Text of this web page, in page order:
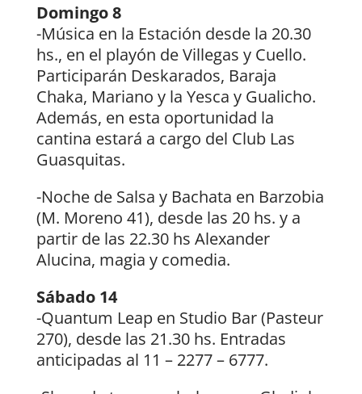
Domingo 8
-Música en la Estación desde la 20.30
hs., en el playón de Villegas y Cuello.
Participarán Deskarados, Baraja
Chaka, Mariano y la Yesca y Gualicho.
Además, en esta oportunidad la
cantina estará a cargo del Club Las
Guasquitas.
-Noche de Salsa y Bachata en Barzobia
(M. Moreno 41), desde las 20 hs. y a
partir de las 22.30 hs Alexander
Alucina, magia y comedia.
Sábado 14
-Quantum Leap en Studio Bar (Pasteur
270), desde las 21.30 hs. Entradas
anticipadas al 11 – 2277 – 6777.